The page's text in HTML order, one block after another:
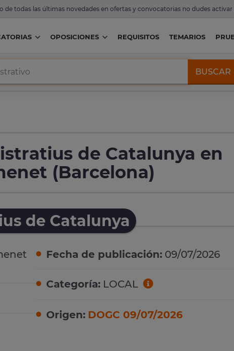
de todas las últimas novedades en ofertas y convocatorias no dudes activar
OPOSICIONES REQUISITOS TEMARIOS
BUSCAR
de Catalunya en
(Barcelona)
de Catalunya
Fecha de publicación: 09/07/2026
Categoría: LOCAL
Origen: DOGC 09/07/2026